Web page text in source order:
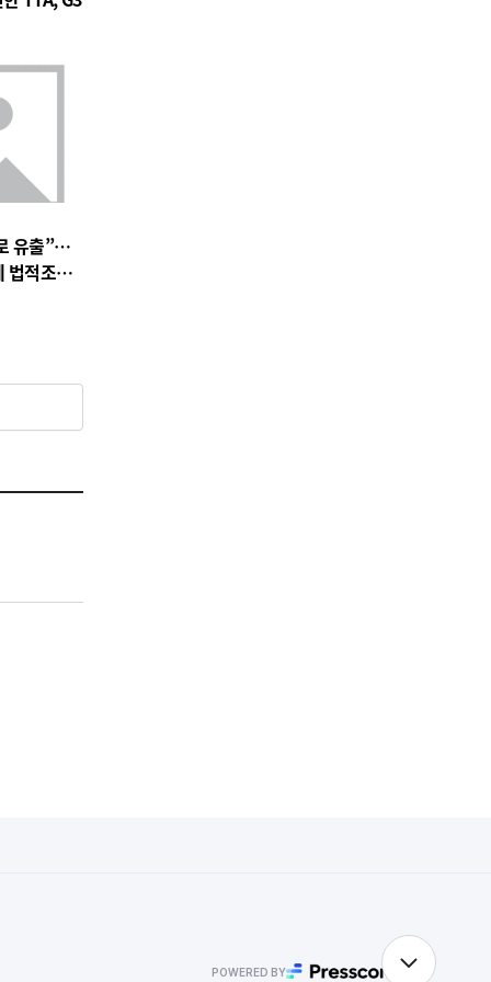
유출”…
법적조치
POWERED BY